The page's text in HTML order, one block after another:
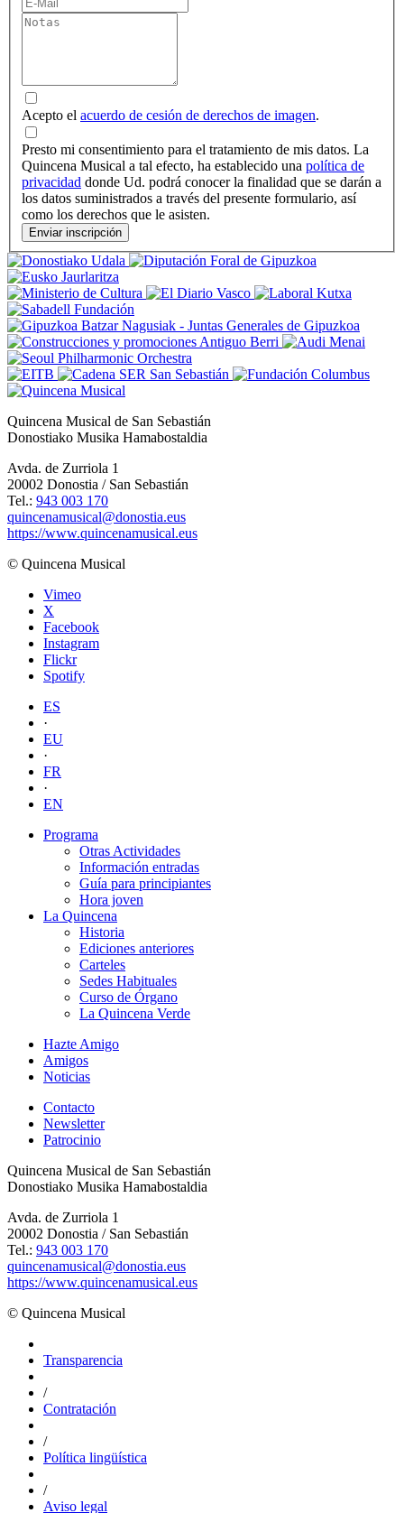
Acepto el acuerdo de cesión de derechos de imagen.
Presto mi consentimiento para el tratamiento de mis datos. La
Quincena Musical a tal efecto, ha establecido una política de
privacidad donde Ud. podrá conocer la finalidad que se darán a
los datos suministrados a través del presente formulario, así
como los derechos que le asisten.
Quincena Musical de San Sebastián
Donostiako Musika Hamabostaldia
Avda. de Zurriola 1
20002 Donostia / San Sebastián
Tel.: 943 003 170
quincenamusical@donostia.eus
https://www.quincenamusical.eus
© Quincena Musical
Vimeo
X
Facebook
Instagram
Flickr
Spotify
ES
·
EU
·
FR
·
EN
Programa
Otras Actividades
Información entradas
Guía para principiantes
Hora joven
La Quincena
Historia
Ediciones anteriores
Carteles
Sedes Habituales
Curso de Órgano
La Quincena Verde
Hazte Amigo
Amigos
Noticias
Contacto
Newsletter
Patrocinio
Quincena Musical de San Sebastián
Donostiako Musika Hamabostaldia
Avda. de Zurriola 1
20002 Donostia / San Sebastián
Tel.: 943 003 170
quincenamusical@donostia.eus
https://www.quincenamusical.eus
© Quincena Musical
Transparencia
/
Contratación
/
Política lingüística
/
Aviso legal